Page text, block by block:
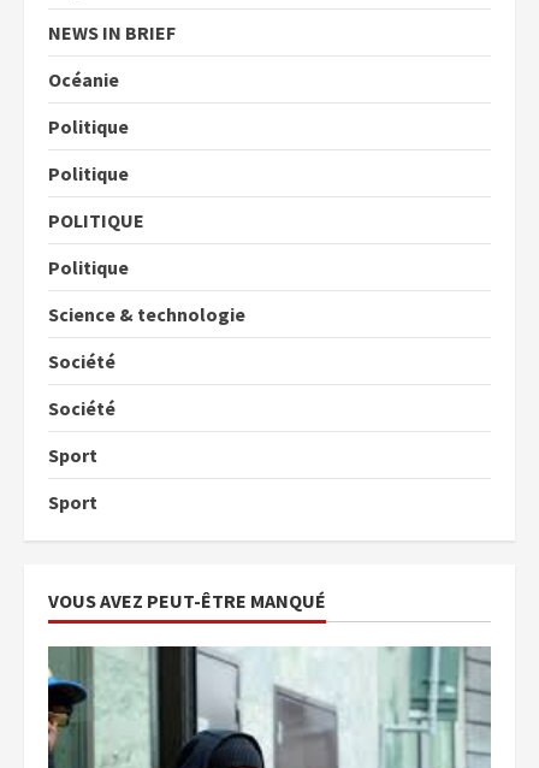
NEWS IN BRIEF
Océanie
Politique
Politique
POLITIQUE
Politique
Science & technologie
Société
Société
Sport
Sport
VOUS AVEZ PEUT-ÊTRE MANQUÉ